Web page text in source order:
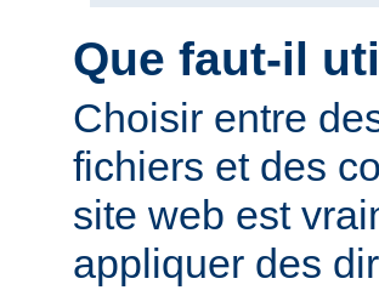
Que faut-il
Choisir entre
fichiers et des
site web est
appliquer des